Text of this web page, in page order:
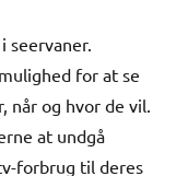
seervaner.
for at se
når og hvor de vil.
at undgå
forbrug til deres